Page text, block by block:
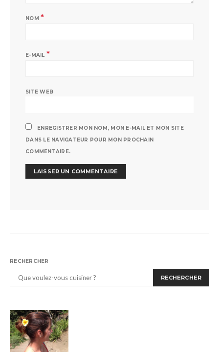
NOM *
E-MAIL *
SITE WEB
ENREGISTRER MON NOM, MON E-MAIL ET MON SITE
DANS LE NAVIGATEUR POUR MON PROCHAIN
COMMENTAIRE.
RECHERCHER
RECHERCHER